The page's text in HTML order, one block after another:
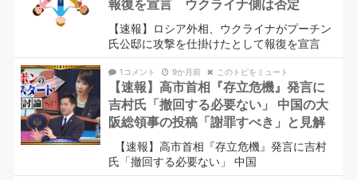
報復を宣言 ウクライナ側は否定
【速報】ロシア外相、ウクライナがプーチン
氏公邸に攻撃を仕掛けたとして報復を宣言
1コメント 9か月前 このトピをミュート
【速報】高市首相『存立危機』発言に
吉村氏「撤回する必要ない」 中国の大
阪総領事の投稿「謝罪すべき」と見解
【速報】高市首相『存立危機』発言に吉村
氏「撤回する必要ない」 中国